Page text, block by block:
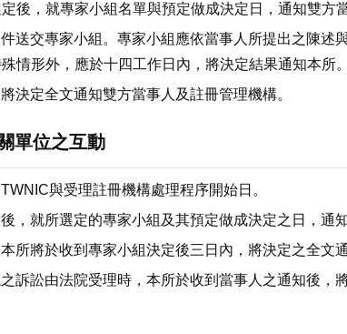
後，就專家小組名單與預定做成決定日，通知雙方
送交專家小組。專家小組應依當事人所提出之陳述
情形外，應於十四工作日內，將決定結果通知本所。
決定全文通知雙方當事人及註冊管理機構。
單位之互動
與受理註冊機構處理程序開始日。
，就所選定的專家小組及其預定做成決定之日，通
所將於收到專家小組決定後三日內，將決定之全文
訴訟由法院受理時，本所於收到當事人之通知後，